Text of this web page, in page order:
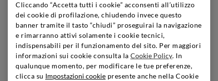
SIGNORVINO CLUB
Iscriviti per creare il tuo account,
diventare un membro e godere di vantaggi esclusivi.
Scopri di più
Cliccando “Accetta tutti i cookie” acconsenti all’utilizzo
dei cookie di profilazione, chiudendo invece questo
banner tramite il tasto “chiudi” proseguirai la navigazione
e rimarranno attivi solamente i cookie tecnici,
indispensabili per il funzionamento del sito. Per maggiori
informazioni sui cookie consulta la Cookie Policy. In
qualunque momento, per modificare le tue preferenze,
clicca su Impostazioni cookie presente anche nella Cookie